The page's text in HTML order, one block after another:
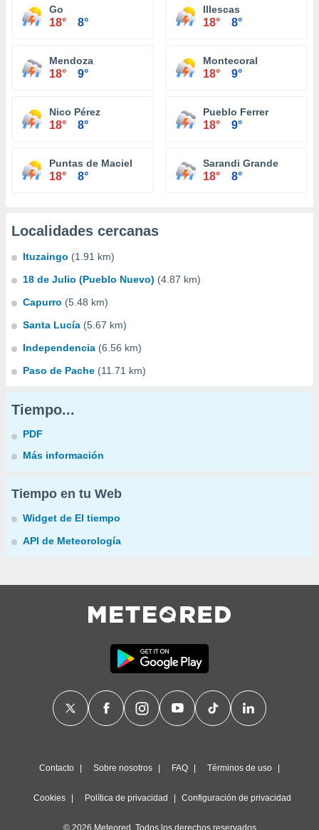
Go
18° 8°
Illescas
18° 8°
Mendoza
18° 9°
Montecoral
18° 9°
Nico Pérez
18° 8°
Pueblo Ferrer
18° 9°
Puntas de Maciel
18° 8°
Sarandi Grande
18° 8°
Localidades cercanas
Ituzaingo (1.91 km)
18 de Julio (Pueblo Nuevo) (4.87 km)
Capurro (5.48 km)
Santa Lucía (5.67 km)
Independencia (6.56 km)
Paso de Pache (11.71 km)
Tiempo...
PDF
Más información
Tiempo en tu Web
Widget de El tiempo
API de Meteorología
Contacto Sobre nosotros FAQ Términos de uso
Cookies Política de privacidad Configuración de privacidad
© 2026 Meteored. Todos los derechos reservados